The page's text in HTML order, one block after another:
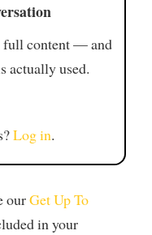
full content — and
actually used.
Log in.
ourGet Up To
in your